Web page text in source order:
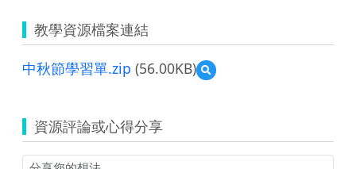
教學資源檔案連結
中秋節學習單.zip (56.00KB)
預
覽
學
習
資源評論或心得分享